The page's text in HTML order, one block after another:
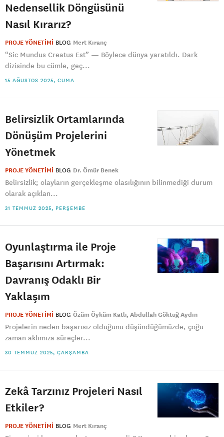
Nedensellik Döngüsünü
Nasıl Kırarız?
PROJE YÖNETİMİ BLOG Mert Kıranç
“Sic Mundus Creatus Est” — Böylece dünya yaratıldı. Dark
dizisinde bu cümle, geç...
15 AĞUSTOS 2025, CUMA
Belirsizlik Ortamlarında
Dönüşüm Projelerini
Yönetmek
PROJE YÖNETİMİ BLOG Dr. Ömür Benek
Belirsizlik; olayların gerçekleşme olasılığının bilinmediği durum
olarak açıklan...
31 TEMMUZ 2025, PERŞEMBE
Oyunlaştırma ile Proje
Başarısını Artırmak:
Davranış Odaklı Bir
Yaklaşım
PROJE YÖNETİMİ BLOG Özüm Öyküm Katlı Abdullah Göktuğ Aydın
Projelerin neden başarısız olduğunu düşündüğümüzde, çoğu
zaman aklımıza süreçler...
30 TEMMUZ 2025, ÇARŞAMBA
Zekâ Tarzınız Projeleri Nasıl
Etkiler?
PROJE YÖNETİMİ BLOG Mert Kıranç